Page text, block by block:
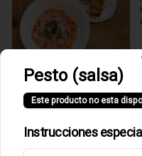
Pesto (salsa)
Este producto no esta
Instrucciones